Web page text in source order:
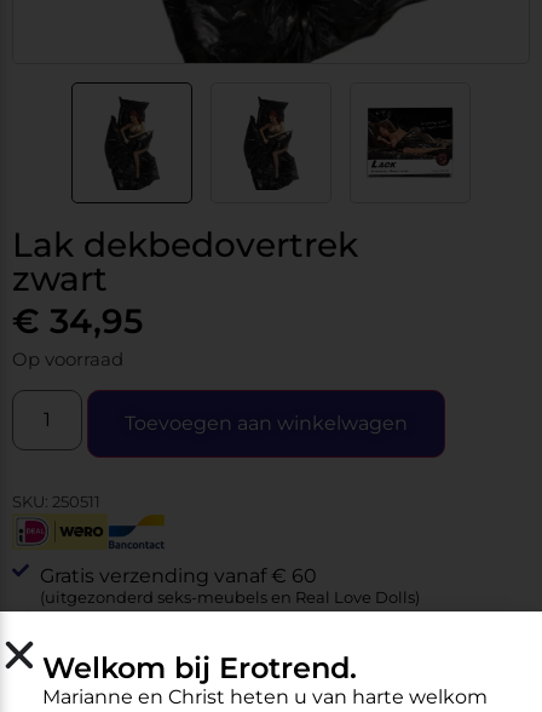
Lak dekbedovertrek
zwart
€ 34,95
Op voorraad
Toevoegen aan winkelwagen
SKU: 250511
Gratis verzending vanaf € 60
(uitgezonderd seks-meubels en Real Love Dolls)
Veilig online betalen met Ideal
Welkom bij Erotrend.
Marianne en Christ heten u van harte welkom